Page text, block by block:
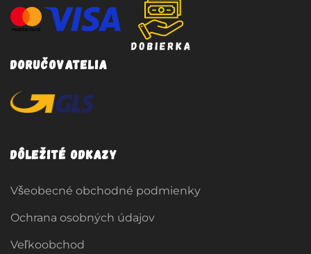
Doručovatelia
Dôležité odkazy
Všeobecné obchodné podmienky
Ochrana osobných údajov
Veľkoobchod